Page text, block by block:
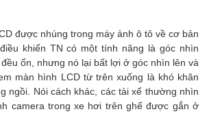
được nhúng trong máy ảnh ô tô về cơ bản
khiển TN có một tính năng là góc nhìn
ổn, nhưng nó lại bất lợi ở góc nhìn lên và
màn hình LCD từ trên xuống là khó khăn
ngồi. Nói cách khác, các tài xế thường nhìn
camera trong xe hơi trên ghế được gắn ở